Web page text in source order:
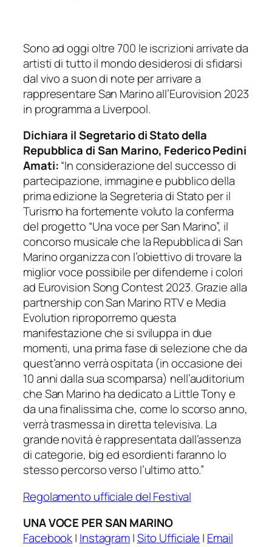
Sono ad oggi oltre 700 le iscrizioni arrivate da
artisti di tutto il mondo desiderosi di sfidarsi
dal vivo a suon di note per arrivare a
rappresentare San Marino all’Eurovision 2023
in programma a Liverpool.
Dichiara il Segretario di Stato della
Repubblica di San Marino, Federico Pedini
Amati:“In considerazione del successo di
partecipazione, immagine e pubblico della
prima edizione la Segreteria di Stato per il
Turismo ha fortemente voluto la conferma
del progetto “Una voce per San Marino”, il
concorso musicale che la Repubblica di San
Marino organizza con l’obiettivo di trovare la
miglior voce possibile per difenderne i colori
ad Eurovision Song Contest 2023. Grazie alla
partnership con San Marino RTV e Media
Evolution riproporremo questa
manifestazione che si sviluppa in due
momenti, una prima fase di selezione che da
quest’anno verrà ospitata (in occasione dei
10 anni dalla sua scomparsa) nell’auditorium
che San Marino ha dedicato a Little Tony e
da una finalissima che, come lo scorso anno,
verrà trasmessa in diretta televisiva. La
grande novità è rappresentata dall’assenza
di categorie, big ed esordienti faranno lo
stesso percorso verso l’ultimo atto.”
Regolamento ufficiale del Festival
UNA VOCE PER SAN MARINO
Facebook| Instagram|Sito Ufficiale | Email